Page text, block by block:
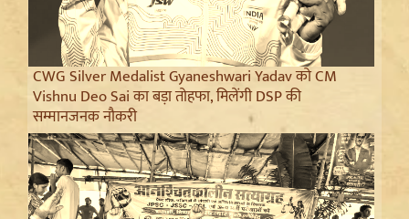
CWG Silver Medalist Gyaneshwari Yadav को CM
Vishnu Deo Sai का बड़ा तोहफा, मिलेंगी DSP की
सम्मानजनक नौकरी